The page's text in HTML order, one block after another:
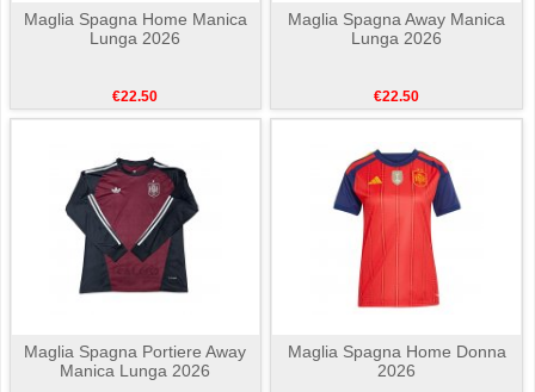
Maglia Spagna Home Manica
Lunga 2026
€22.50
Maglia Spagna Away Manica
Lunga 2026
€22.50
Maglia Spagna Portiere Away
Manica Lunga 2026
Maglia Spagna Home Donna
2026